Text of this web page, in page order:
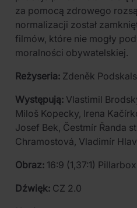
za pomocą zdrowego
normalizacji został
filmów, które nie mogły
moralności obywatelskiej.
Reżyseria: Zdeněk
Występują: Vlastimil
Miloš Kopecky, Irena
Josef Bek, Čestmír Řanda
Chramostová, Vladimír
Obraz: 16:9 (1,37:1)
Dźwięk: CZ 2.0